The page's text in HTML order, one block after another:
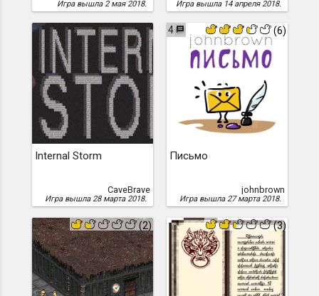
Игра вышла 2 мая 2018. Игра вышла 14 апреля 2018.
Internal Storm
CaveBrave
Игра вышла 28 марта 2018.
4 (6)
Письмо
johnbrown
Игра вышла 27 марта 2018.
(2) (3)